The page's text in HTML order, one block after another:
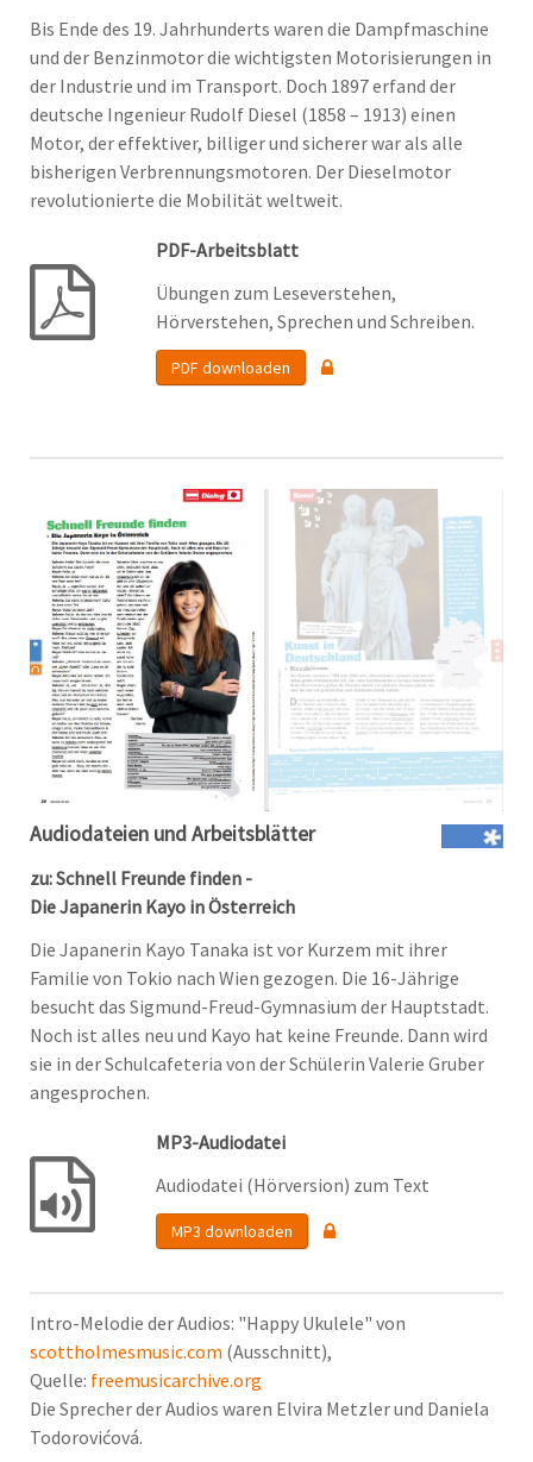
Bis Ende des 19. Jahrhunderts waren die Dampfmaschine
und der Benzinmotor die wichtigsten Motorisierungen in
der Industrie und im Transport. Doch 1897 erfand der
deutsche Ingenieur Rudolf Diesel (1858 – 1913) einen
Motor, der effektiver, billiger und sicherer war als alle
bisherigen Verbrennungsmotoren. Der Dieselmotor
revolutionierte die Mobilität weltweit.
PDF-Arbeitsblatt
Übungen zum Leseverstehen,
Hörverstehen, Sprechen und Schreiben.
PDF downloaden
Audiodateien und Arbeitsblätter
zu: Schnell Freunde finden -
Die Japanerin Kayo in Österreich
Die Japanerin Kayo Tanaka ist vor Kurzem mit ihrer
Familie von Tokio nach Wien gezogen. Die 16-Jährige
besucht das Sigmund-Freud-Gymnasium der Hauptstadt.
Noch ist alles neu und Kayo hat keine Freunde. Dann wird
sie in der Schulcafeteria von der Schülerin Valerie Gruber
angesprochen.
MP3-Audiodatei
Audiodatei (Hörversion) zum Text
MP3 downloaden
Intro-Melodie der Audios: "Happy Ukulele" von
scottholmesmusic.com (Ausschnitt),
Quelle: freemusicarchive.org
Die Sprecher der Audios waren Elvira Metzler und Daniela
Todorovićová.